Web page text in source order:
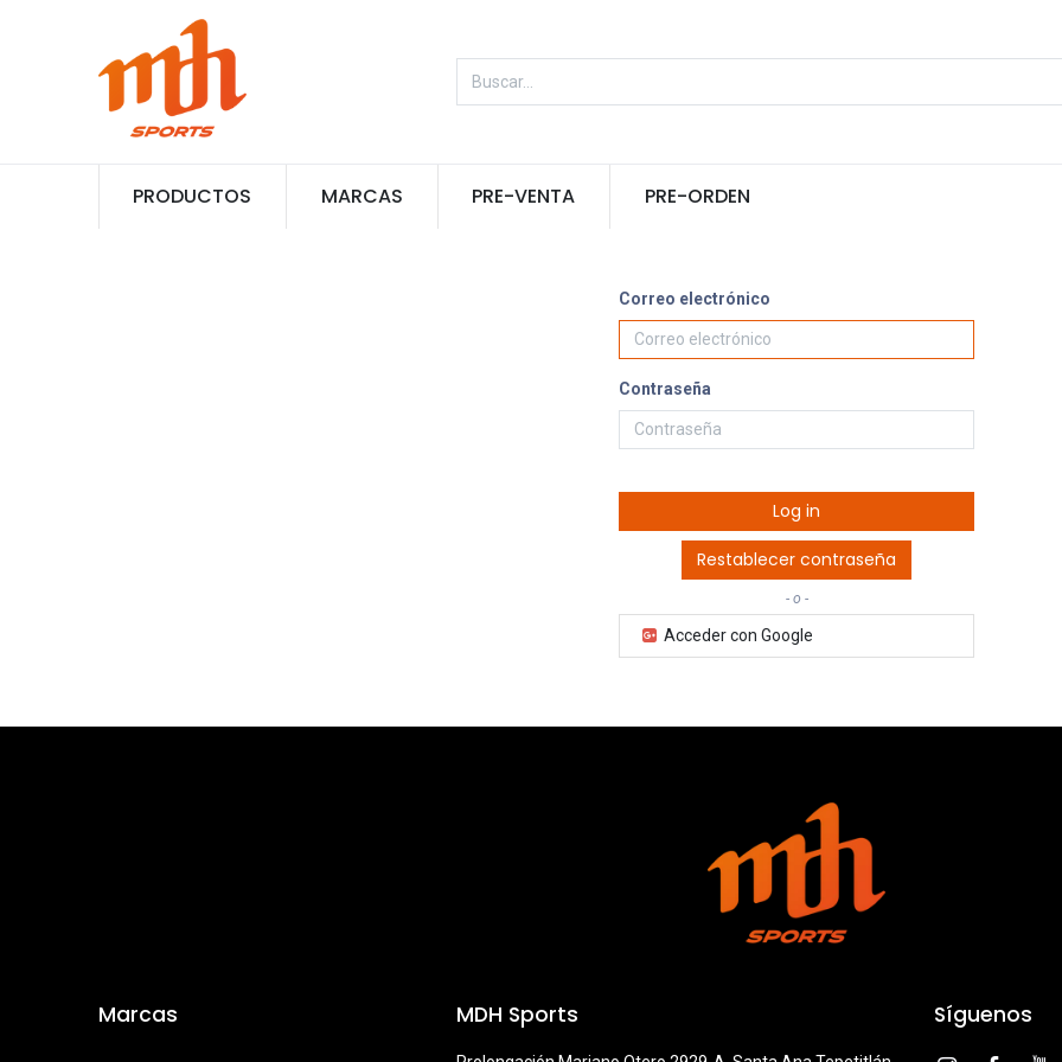
PRODUCTOS MARCAS PRE-VENTA PRE-ORDEN
Correo electrónico
Contraseña
Log in
Restablecer contraseña
- o -
Acceder con Google
Marcas MDH Sports Síguenos